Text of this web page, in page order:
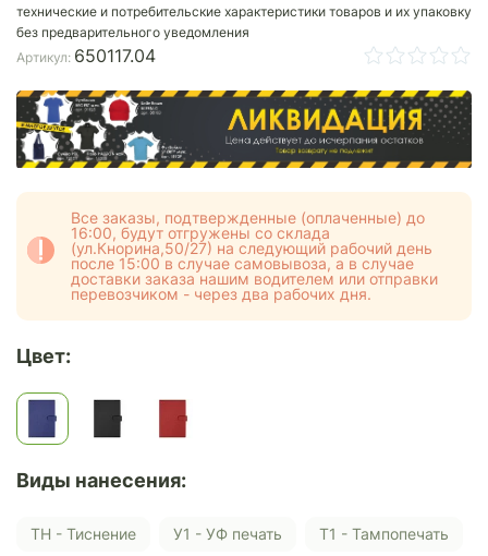
технические и потребительские характеристики товаров и их упаковку
без предварительного уведомления
Артикул: 650117.04
Все заказы, подтвержденные (оплаченные) до
16:00, будут отгружены со склада
(ул.Кнорина,50/27) на следующий рабочий день
после 15:00 в случае самовывоза, а в случае
доставки заказа нашим водителем или отправки
перевозчиком - через два рабочих дня.
Цвет:
Виды нанесения:
ТН - Тиснение У1 - УФ печать Т1 - Тампопечать